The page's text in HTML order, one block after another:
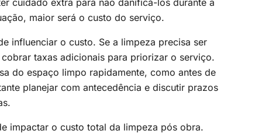
cuidado extra para não danificá-los durante a
maior será o custo do serviço.
influenciar o custo. Se a limpeza precisa ser
taxas adicionais para priorizar o serviço.
do espaço limpo rapidamente, como antes de
planejar com antecedência e discutir prazos
impactar o custo total da limpeza pós obra.